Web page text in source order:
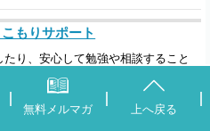
もりサポート
たり、安心して勉強や相談すること
詳しくはこちらから。
の様子
無料メルマガ 上へ戻る